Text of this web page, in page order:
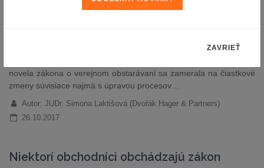
novela je už 4. v poradí od nadobudnutí účinnosti nového zákona
novela zákona o verejnom obstarávaní sa zamerala na čiastkové
zmeny súvisiace najmä s úpravou procesov…
Autor: JUDr. Simona Laktišová (Dvořák Hager & Partners)
26.10.2017
Niektorí obchodníci obchádzajú zákon
ZAVRIEŤ